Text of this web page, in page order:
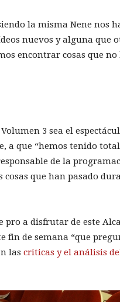
la misma Nene nos
nuevos y alguna que
encontrar cosas que
3 sea el
a que “hemos tenido
de la
que han pasado
pro a disfrutar de este
fin de semana “que
las criticas y el análisis